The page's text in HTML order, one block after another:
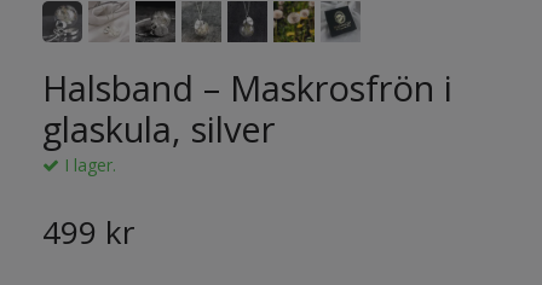
Halsband – Maskrosfrön i
glaskula, silver
I lager.
499 kr